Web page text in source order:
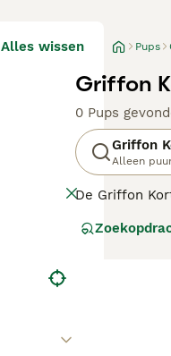
Alles wissen Pups
Griffon
0 Pups
Griffon
Alleen
De Griffon
de Barbet